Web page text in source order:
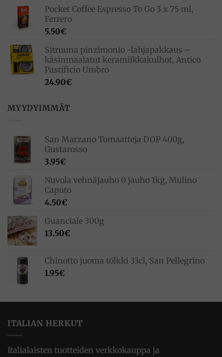
Pocket Coffee Espresso To Go 3 x 75 ml,
Ferrero
5.50€
Sitruuna pinzimonio -lahjapakkaus –
käsinmaalatut keramiikkakulhot, Antico
Pastificio Umbro
24.90€
MYYDYIMMÄT
San Marzano Tomaatteja DOP 400g,
Gustarosso
3.95€
Nuvola vehnäjauho 0 jauho 1kg, Mulino
Caputo
4.50€
Guanciale 300g
13.50€
Chinotto juoma tölkki 33cl, San Pellegrino
1.95€
ITALIAN HERKUT
Italialaisten tuotteiden verkkokauppa ja